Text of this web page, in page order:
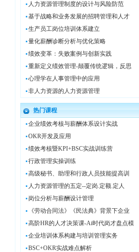
人力资源管理制度的设计与风险防范
基于战略和业务发展的招聘管理和人才
生产员工岗位培训体系建立
量化薪酬诊断分析与优化策略
绩效变革：失败案例与创新实践
重新定义绩效管理-颠覆传统逻辑，反思
心理学在人事管理中的应用
非人力资源的人力资源管理
热门课程
企业绩效考核与薪酬体系设计实战
OKR开发及应用
绩效考核暨KPI+BSC实战训练营
行政管理实操训练
高级秘书、助理和行政人员技能提高训
人力资源管理的五定--定岗.定额.定人
岗位分析与薪酬设计管理
《劳动合同法》《民法典》背景下企业
高阶HR的人才决策课-Ai时代岗才盘点模
企业培训体系构建与培训管理实务
BSC+OKR实战难点解析